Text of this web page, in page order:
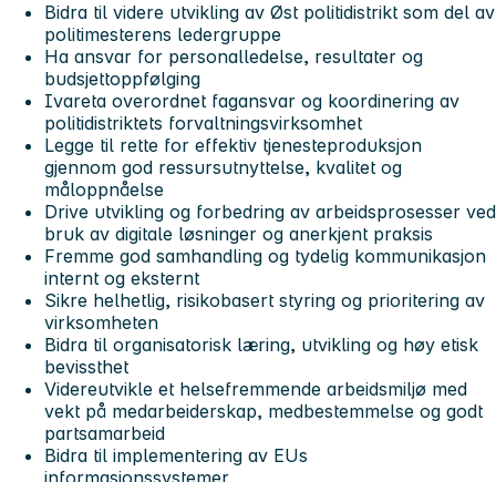
Bidra til videre utvikling av Øst politidistrikt som del av
politimesterens ledergruppe
Ha ansvar for personalledelse, resultater og
budsjettoppfølging
Ivareta overordnet fagansvar og koordinering av
politidistriktets forvaltningsvirksomhet
Legge til rette for effektiv tjenesteproduksjon
gjennom god ressursutnyttelse, kvalitet og
måloppnåelse
Drive utvikling og forbedring av arbeidsprosesser ved
bruk av digitale løsninger og anerkjent praksis
Fremme god samhandling og tydelig kommunikasjon
internt og eksternt
Sikre helhetlig, risikobasert styring og prioritering av
virksomheten
Bidra til organisatorisk læring, utvikling og høy etisk
bevissthet
Videreutvikle et helsefremmende arbeidsmiljø med
vekt på medarbeiderskap, medbestemmelse og godt
partsamarbeid
Bidra til implementering av EUs